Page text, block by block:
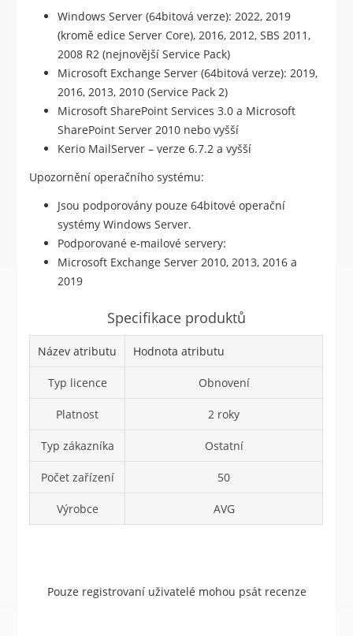
Windows Server (64bitová verze): 2022, 2019
(kromě edice Server Core), 2016, 2012, SBS 2011,
2008 R2 (nejnovější Service Pack)
Microsoft Exchange Server (64bitová verze): 2019,
2016, 2013, 2010 (Service Pack 2)
Microsoft SharePoint Services 3.0 a Microsoft
SharePoint Server 2010 nebo vyšší
Kerio MailServer – verze 6.7.2 a vyšší
Upozornění operačního systému:
Jsou podporovány pouze 64bitové operační
systémy Windows Server.
Podporované e-mailové servery:
Microsoft Exchange Server 2010, 2013, 2016 a
2019
Specifikace produktů
Název atributu Hodnota atributu
Typ licence Obnovení
Platnost 2 roky
Typ zákazníka Ostatní
Počet zařízení 50
Výrobce AVG
Pouze registrovaní uživatelé mohou psát recenze